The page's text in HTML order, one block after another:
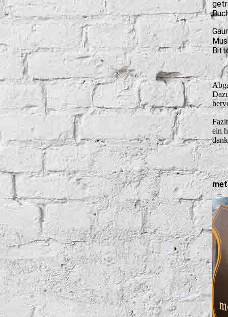
Stonewood
Stork Club
Sulmgau Whisky
Thousand Mountains - McRaven
Old Charter
Old Overholt
Rabbit Hole
Rebell Yell
Rossville Union
Yellowstone
ein